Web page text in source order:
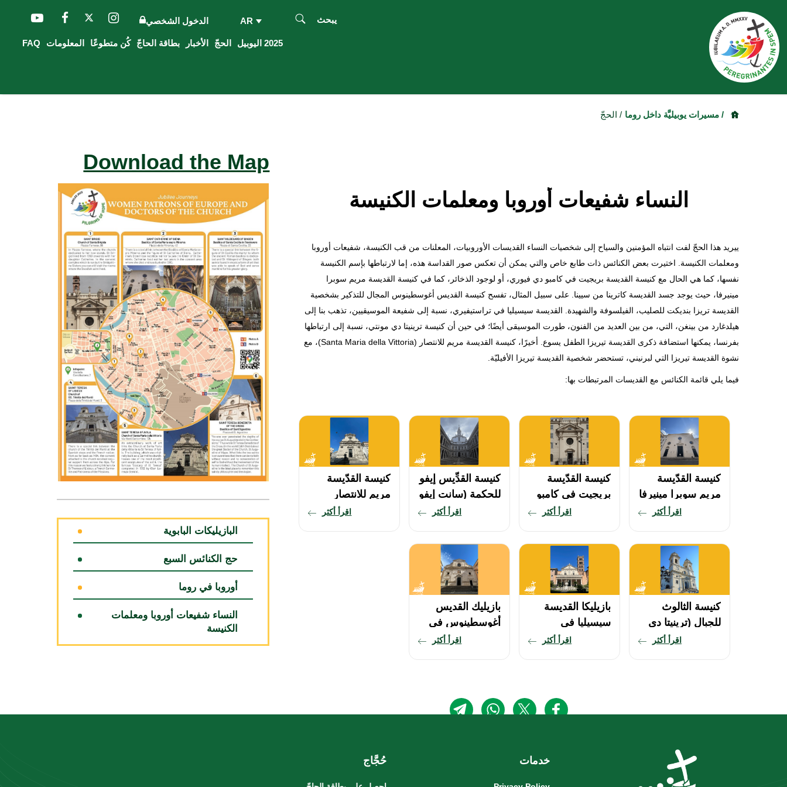
الدخول الشخصي AR يبحث
2025 اليوبيل الحجّ الأخبار بطاقة الحاجّ كُن متطوعًا المعلومات FAQ
/ الحجّ / مسيرات يوبيليَّة داخل روما
النساء شفيعات أوروبا ومعلمات الكنيسة
ييريد هذا الحجّ لفت انتباه المؤمنين والسياح إلى شخصيات النساء القديسات الأوروبيات، المعلنات من قب الكنيسة، شفيعات أوروبا
ومعلمات الكنيسة. اختيرت بعض الكنائس ذات طابع خاص والتي يمكن أن تعكس صور القداسة هذه، إما لارتباطها بإسم الكنيسة
نفسها، كما هي الحال مع كنيسة القديسة بريجيت في كامبو دي فيوري، أو لوجود الذخائر، كما في كنيسة القديسة مريم سوبرا
مينيرفا، حيث يوجد جسد القديسة كاترينا من سيينا. على سبيل المثال، تفسح كنيسة القديس أغوسطينوس المجال للتذكير بشخصية
القديسة تريزا بنديكت للصليب، الفيلسوفة والشهيدة. القديسة سيسيليا في تراستيفيري، نسبة إلى شفيعة الموسيقيين، تذهب بنا إلى
هيلدغارد من بينغن، التي، من بين العديد من الفنون، طورت الموسيقى أيضًا؛ في حين أن كنيسة ترينيتا دي مونتي، نسبة إلى ارتباطها
بفرنسا، يمكنها استضافة ذكرى القديسة تيريزا الطفل يسوع. أخيرًا، كنيسة القديسة مريم للانتصار (Santa Maria della Vittoria)، مع
نشوة القديسة تيريزا التي لبرنيني، تستحضر شخصية القديسة تيريزا الأفيليّة.
فيما يلي قائمة الكنائس مع القديسات المرتبطات بها:
كنيسة القدّيسة
مريم سوبرا مينيرفا
(سانتا ماريا سوبرا
اقرأ أكثر
كنيسة القدّيسة
بريجيت في كامبو
دي فيوري (السويد)
كامبو دي فيوري)
اقرأ أكثر
كنيسة القدِّيس إيفو
للحكمة (سانت إيفو
أللا سابيينزا)اقرأ أكثر
كنيسة القدّيسة
مريم للانتصار
(كنيسة سانتا ماريا
اقرأ أكثر
كنيسة الثالوث
للجبال (ترينيتا دي
اقرأ أكثر
بازيليكا القديسة
سيسيليا في
تراستيفيرياقرأ أكثر
بازيليك القديس
أغوسطينوس في
كامبو مارزيواقرأ أكثر
Download the Map
البازيليكات البابوية
حج الكنائس السبع
أوروبا في روما
النساء شفيعات أوروبا ومعلمات
الكنيسة
خدمات حُجَّاج